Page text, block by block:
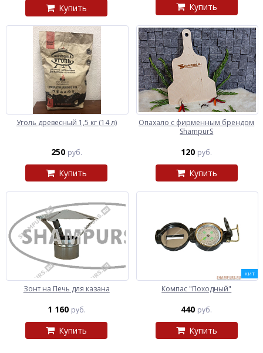
Купить Купить
Уголь древесный 1,5 кг (14 л)
250 руб.
Купить
Опахало с фирменным брендом
ShampurS
120 руб.
Купить
Зонт на Печь для казана
1 160 руб.
Купить
ХИТ
Компас "Походный"
440 руб.
Купить